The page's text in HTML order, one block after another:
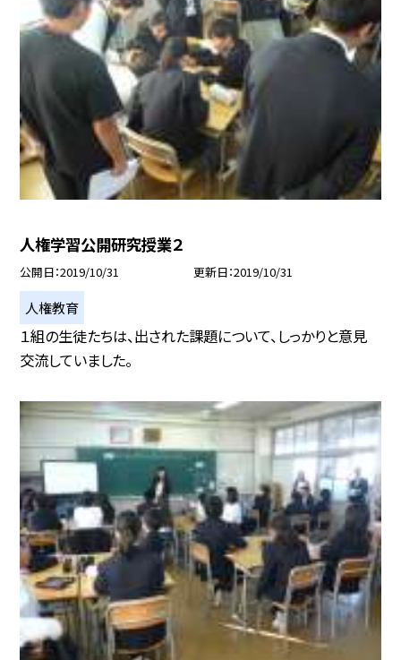
人権学習公開研究授業２
公開日 2019/10/31 更新日 2019/10/31
人権教育
１組の生徒たちは、出された課題について、しっかりと意見
交流していました。